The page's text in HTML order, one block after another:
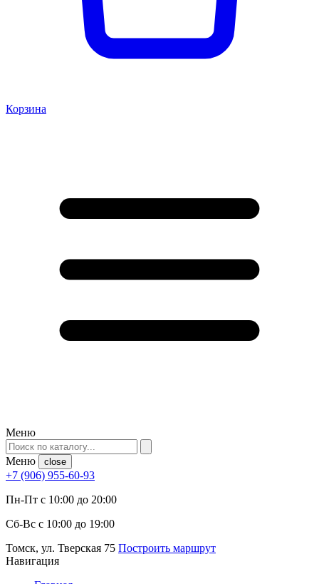
Корзина
Меню
Меню close
+7 (906) 955-60-93
Пн-Пт с 10:00 до 20:00
Сб-Вс с 10:00 до 19:00
Томск, ул. Тверская 75 Построить маршрут
Навигация